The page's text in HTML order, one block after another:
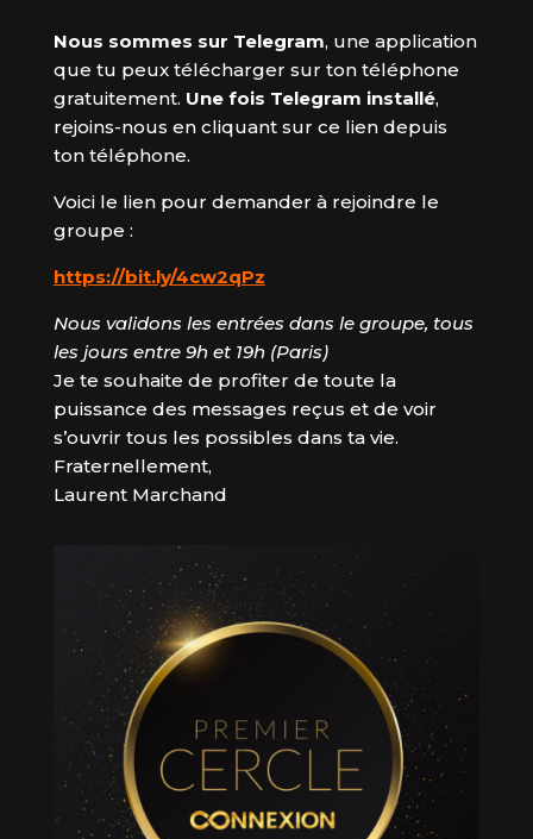
Nous sommes sur Telegram, une application
que tu peux télécharger sur ton téléphone
gratuitement. Une fois Telegram installé,
rejoins-nous en cliquant sur ce lien depuis
ton téléphone.
Voici le lien pour demander à rejoindre le
groupe :
https://bit.ly/4cw2qPz
Nous validons les entrées dans le groupe, tous
les jours entre 9h et 19h (Paris)
Je te souhaite de profiter de toute la
puissance des messages reçus et de voir
s’ouvrir tous les possibles dans ta vie.
Fraternellement,
Laurent Marchand